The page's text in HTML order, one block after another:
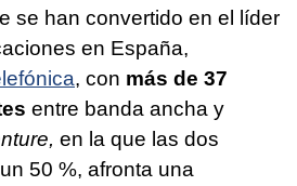
se han convertido en el líder
en España,
, con más de 37
entre banda ancha y
en la que las dos
50 %, afronta una